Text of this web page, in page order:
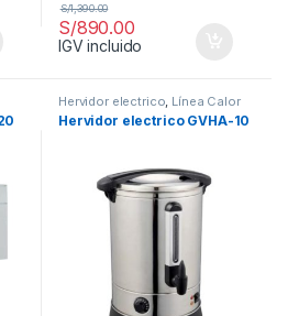
S/890.00
S/1,390.00
IGV incluido
Hervidor electrico Línea Calor
Hervidor electrico GVHA-10